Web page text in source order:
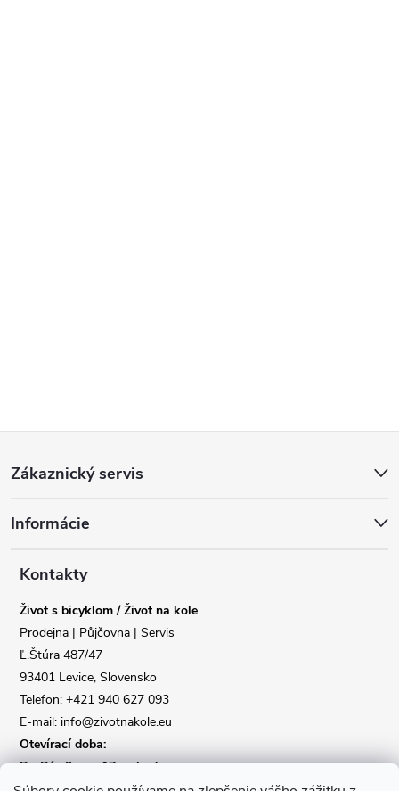
p
Zákaznický servis
Informácie
Kontakty
Život s bicyklom / Život na kole
Prodejna | Půjčovna | Servis
Ľ.Štúra 487/47
93401 Levice, Slovensko
Telefon: +421 940 627 093
E-mail: info@zivotnakole.eu
Otevírací doba:
Po-Pá : 9,oo - 17,oo hod